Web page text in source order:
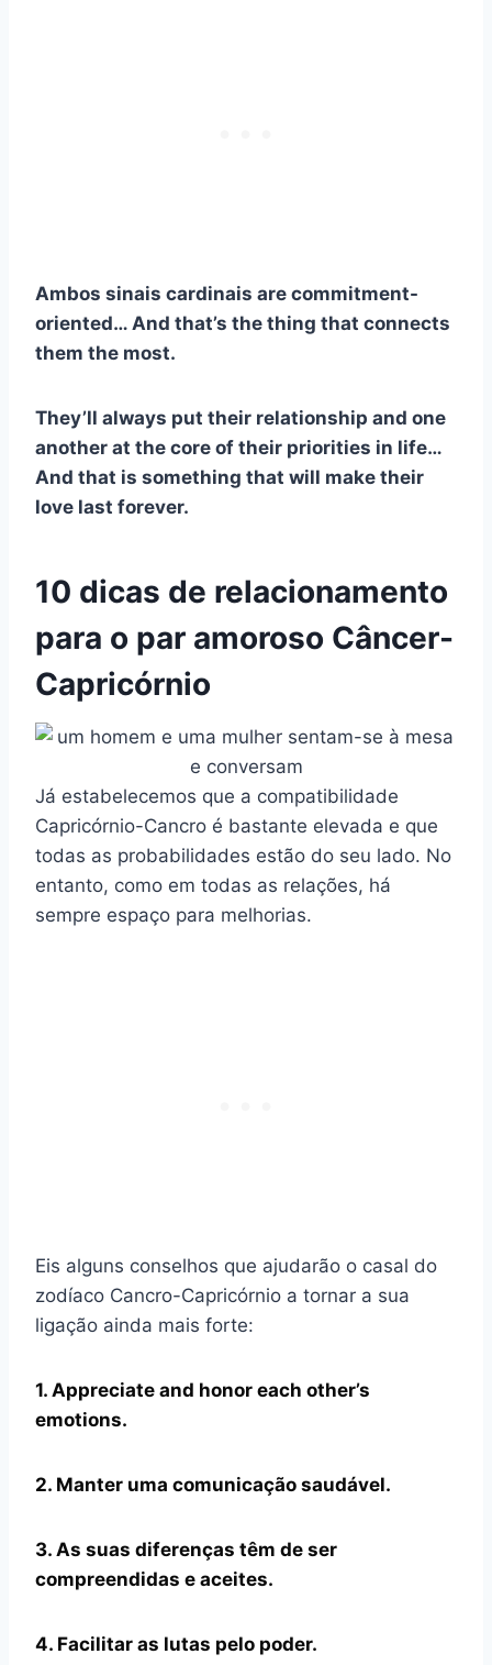
Ambos sinais cardinais are commitment-
oriented… And that’s the thing that connects
them the most.
They’ll always put their relationship and one
another at the core of their priorities in life…
And that is something that will make their
love last forever.
10 dicas de relacionamento
para o par amoroso Câncer-
Capricórnio
Já estabelecemos que a compatibilidade
Capricórnio-Cancro é bastante elevada e que
todas as probabilidades estão do seu lado. No
entanto, como em todas as relações, há
sempre espaço para melhorias.
Eis alguns conselhos que ajudarão o casal do
zodíaco Cancro-Capricórnio a tornar a sua
ligação ainda mais forte:
1. Appreciate and honor each other’s
emotions.
2. Manter uma comunicação saudável.
3. As suas diferenças têm de ser
compreendidas e aceites.
4. Facilitar as lutas pelo poder.